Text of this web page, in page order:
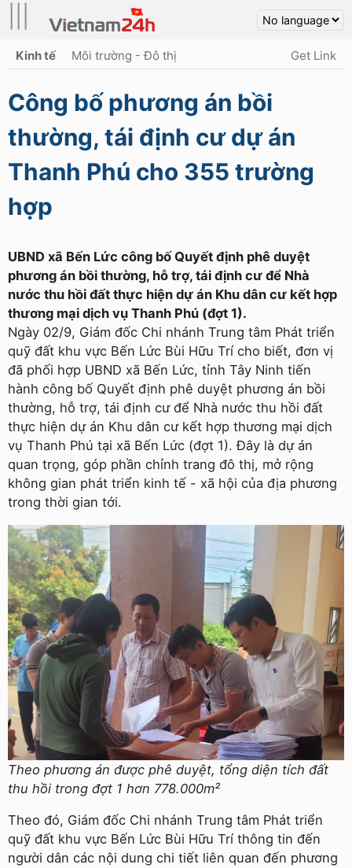
Kinh tế Môi trường - Đô thị Get Link
Công bố phương án bồi
thường, tái định cư dự án
Thanh Phú cho 355 trường
hợp
UBND xã Bến Lức công bố Quyết định phê duyệt
phương án bồi thường, hỗ trợ, tái định cư để Nhà
nước thu hồi đất thực hiện dự án Khu dân cư kết hợp
thương mại dịch vụ Thanh Phú (đợt 1).
Ngày 02/9, Giám đốc Chi nhánh Trung tâm Phát triển
quỹ đất khu vực Bến Lức Bùi Hữu Trí cho biết, đơn vị
đã phối hợp UBND xã Bến Lức, tỉnh Tây Ninh tiến
hành công bố Quyết định phê duyệt phương án bồi
thường, hỗ trợ, tái định cư để Nhà nước thu hồi đất
thực hiện dự án Khu dân cư kết hợp thương mại dịch
vụ Thanh Phú tại xã Bến Lức (đợt 1). Đây là dự án
quan trọng, góp phần chỉnh trang đô thị, mở rộng
không gian phát triển kinh tế - xã hội của địa phương
trong thời gian tới.
Theo phương án được phê duyệt, tổng diện tích đất
thu hồi trong đợt 1 hơn 778.000m²
Theo đó, Giám đốc Chi nhánh Trung tâm Phát triển
quỹ đất khu vực Bến Lức Bùi Hữu Trí thông tin đến
người dân các nội dung chi tiết liên quan đến phương